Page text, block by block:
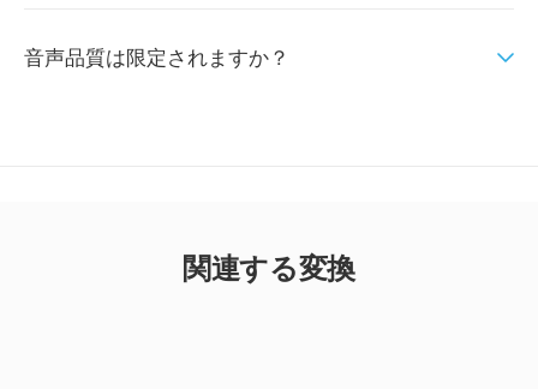
音声品質は限定されますか？
関連する変換